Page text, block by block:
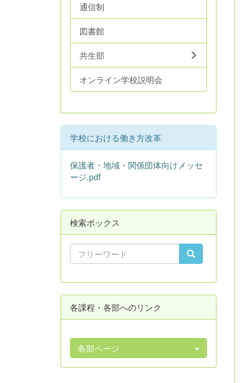
通信制
図書館
共生部
オンライン学校説明会
学校における働き方改革
保護者・地域・関係団体向けメッセ
ージ.pdf
検索ボックス
各課程・各部へのリンク
各部ページ